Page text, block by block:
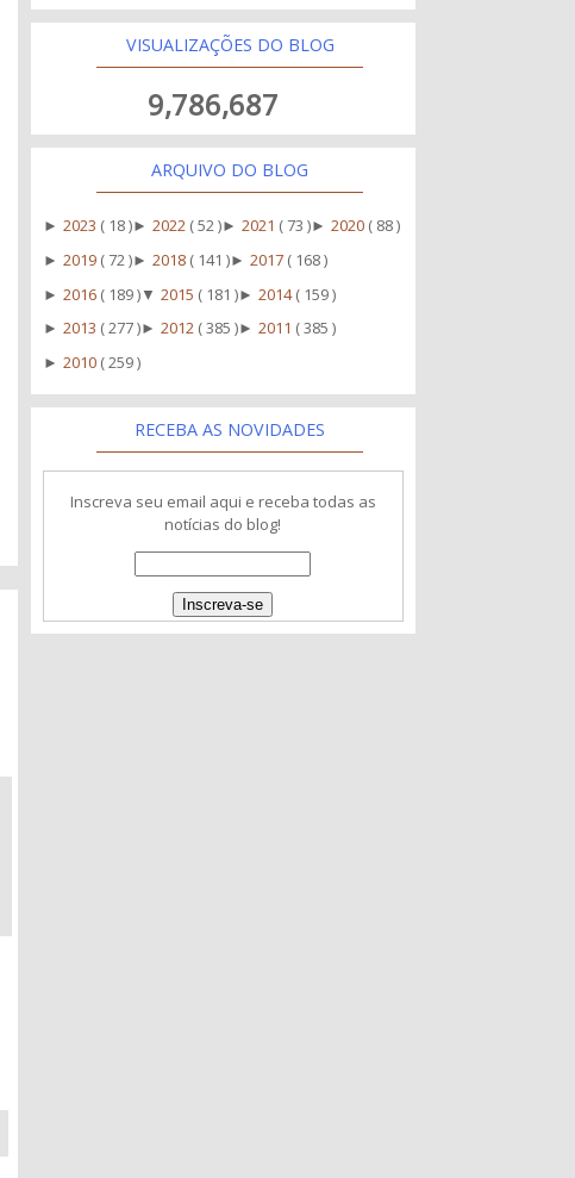
VISUALIZAÇÕES DO BLOG
9,786,687
ARQUIVO DO BLOG
►2023 ( 18 )►2022 ( 52 )►2021 ( 73 )►2020 ( 88 )
►2019 ( 72 )►2018 ( 141 )►2017 ( 168 )
►2016 ( 189 ) ▼2015 ( 181 )►2014( 159 )
►2013 ( 277 )►2012 ( 385 )►2011 ( 385 )
►2010 ( 259 )
RECEBA AS NOVIDADES
Inscreva seu email aqui e receba todas as
notícias do blog!